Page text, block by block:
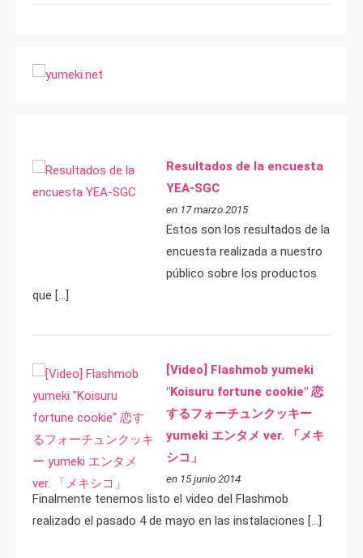
Resultados de la encuesta
YEA-SGC
en 17 marzo 2015
Estos son los resultados de la
encuesta realizada a nuestro
público sobre los productos
que […]
[Video] Flashmob yumeki
"Koisuru fortune cookie" 恋
するフォーチュンクッキー
yumeki エンタメ ver. 「メキ
シコ」
en 15 junio 2014
Finalmente tenemos listo el video del Flashmob
realizado el pasado 4 de mayo en las instalaciones […]